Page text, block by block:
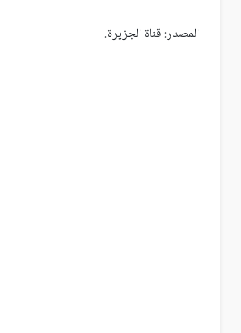
المصدر: قناة الجزيرة.